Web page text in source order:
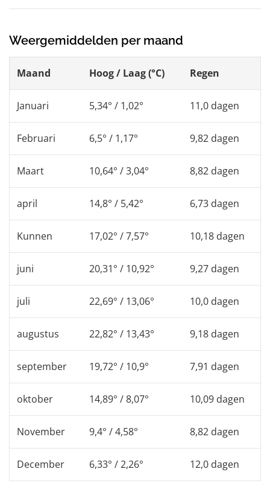
Weergemiddelden per maand
Maand Hoog / Laag (°C) Regen
Januari 5,34° / 1,02° 11,0 dagen
Februari 6,5° / 1,17° 9,82 dagen
Maart 10,64° / 3,04° 8,82 dagen
april 14,8° / 5,42° 6,73 dagen
Kunnen 17,02° / 7,57° 10,18 dagen
juni 20,31° / 10,92° 9,27 dagen
juli 22,69° / 13,06° 10,0 dagen
augustus 22,82° / 13,43° 9,18 dagen
september 19,72° / 10,9° 7,91 dagen
oktober 14,89° / 8,07° 10,09 dagen
November 9,4° / 4,58° 8,82 dagen
December 6,33° / 2,26° 12,0 dagen